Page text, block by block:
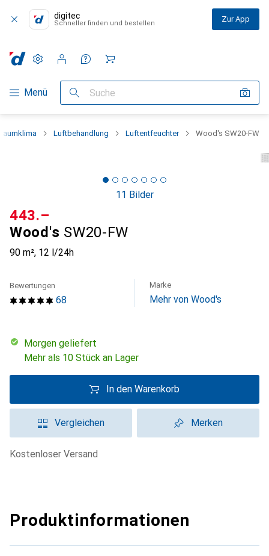
digitec
Schneller finden und bestellen Zur App
Navigation nach Kategorien
Menü Suche
Einstellungen
Kundenkonto
Vergleichslisten
Merklisten
Warenkorb
Luftbehandlung Luftentfeuchter Wood's SW20-FW
11 Bilder
Wood's SW20-FW
90 m², 12 l/24h
CHF
443.–
68
Bewertungen Marke
Mehr von Wood's
morgen geliefert
Mehr als 10 Stück an Lager
In den Warenkorb
Vergleichen Merken
kostenloser Versand
Produktinformationen